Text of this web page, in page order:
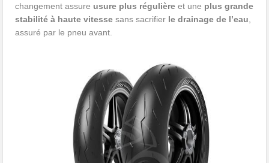
changement assure usure plus régulière et une plus grande
stabilité à haute vitessesans sacrifier le drainage de l’eau
assuré par le pneu avant.